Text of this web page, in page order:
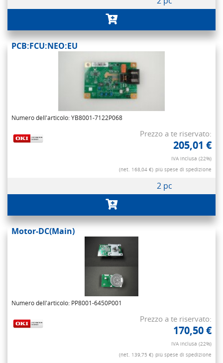
PCB:FCU:NEO:EU
Numero dell'articolo: YB8001-7122P068
Prezzo a te riservato:
205,01 €
IVA inclusa (22%)
(net. 168,04 €) più spese di spedizione
2 pc
Motor-DC(Main)
Numero dell'articolo: PP8001-6450P001
Prezzo a te riservato:
170,50 €
IVA inclusa (22%)
(net. 139,75 €) più spese di spedizione